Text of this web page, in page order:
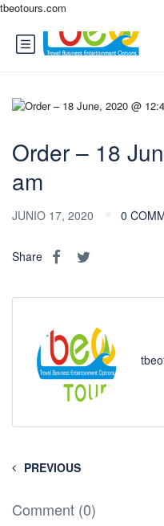
tbeotours.com
Order – 18
am
JUNIO 17, 2020 0
Share
PREVIOUS
Comment (0)